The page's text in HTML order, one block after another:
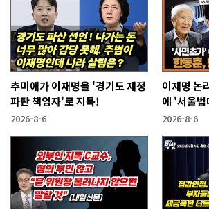
추미애가 이재명을 '경기도 재정
파탄 책임자'로 지목!
2026-8-6
이재명 논
에 '서울
2026-8-6